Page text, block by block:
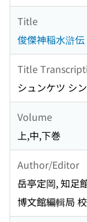
Title
俊傑神稲水滸伝
Title
シュンケツ シ
Volume
上,中,下巻
Author/Editor
岳亭定岡, 知足
博文館編輯局